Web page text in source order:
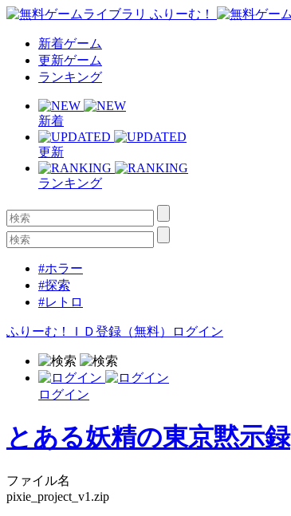
新着ゲーム
更新ゲーム
ランキング
新着
更新
ランキング
#ホラー
#探索
#レトロ
ふりーむ！ＩＤ登録（無料） ログイン
ログイン
とある妖精の東京黙示録
ファイル名
pixie_project_v1.zip